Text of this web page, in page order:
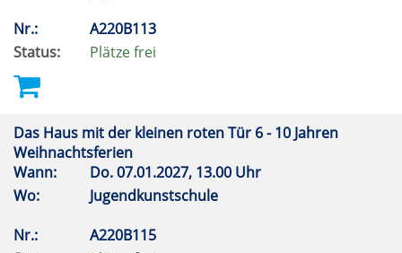
Nr.:
A220B113
Status:
Plätze frei
Das Haus mit der kleinen roten Tür 6 - 10 Jahren
Weihnachtsferien
Wann:
Do.07.01.2027, 13.00 Uhr
Wo:
Jugendkunstschule
Nr.:
A220B115